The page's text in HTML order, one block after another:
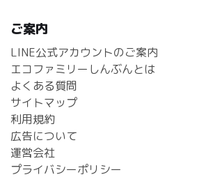
ご案内
LINE公式アカウントのご案内
エコファミリーしんぶんとは
よくある質問
サイトマップ
利用規約
広告について
運営会社
プライバシーポリシー